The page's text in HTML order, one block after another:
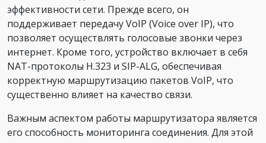
эффективности сети. Прежде всего, он
поддерживает передачу VoIP (Voice over IP), что
позволяет осуществлять голосовые звонки через
интернет. Кроме того, устройство включает в себя
NAT-протоколы H.323 и SIP-ALG, обеспечивая
корректную маршрутизацию пакетов VoIP, что
существенно влияет на качество связи.
Важным аспектом работы маршрутизатора является
его способность мониторинга соединения. Для этой